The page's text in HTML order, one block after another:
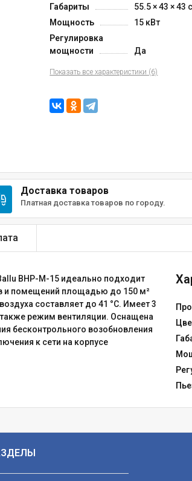
Габариты
55.5 × 43 × 43
Мощность
15 кВт
Регулировка
мощности
Да
Показать все характеристики (6)
Доставка товаров
Платная доставка товаров по городу.
BHP-M-15 идеально подходит
и помещений площадью до 150 м²
составляет до 41 °C. Имеет 3
режим вентиляции. Оснащена
бесконтрольного возобновления
к сети на корпусе